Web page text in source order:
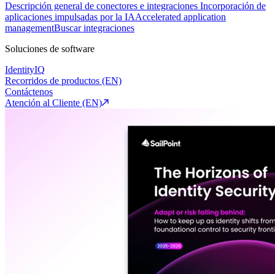
Descripción general de conectores e integraciones Incorporación de
aplicaciones impulsadas por la IAAccelerated application
managementBuscar integraciones
Soluciones de software
IdentityIQ
Recorridos de productos (EN)
Contáctenos
Atención al Cliente (EN)